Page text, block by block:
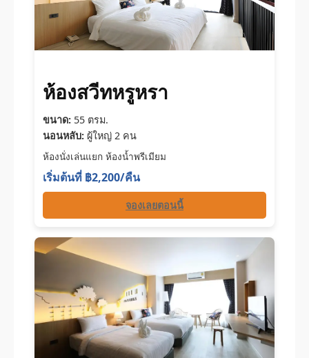
ห้องสวีทหรูหรา
ขนาด: 55 ตรม.
นอนหลับ: ผู้ใหญ่ 2 คน
ห้องนั่งเล่นแยก ห้องน้ำพรีเมียม
เริ่มต้นที่ ฿2,200/คืน
จองเลยตอนนี้